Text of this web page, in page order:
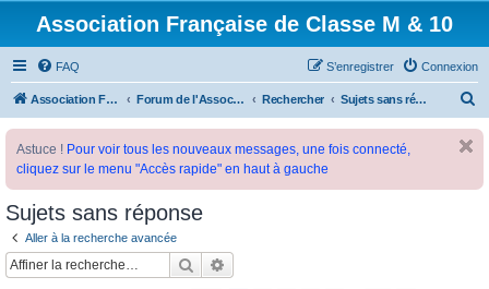
Association Française de Classe M & 10
FAQ Connexion
S’enregistrer
Association Française de Classe M Forum de l'Association Française de Classe M Rechercher Sujets sans réponse
Astuce ! Pour voir tous les nouveaux messages, une fois connecté,
cliquez sur le menu "Accès rapide" en haut à gauche
Sujets sans réponse
Aller à la recherche avancée
Rechercher